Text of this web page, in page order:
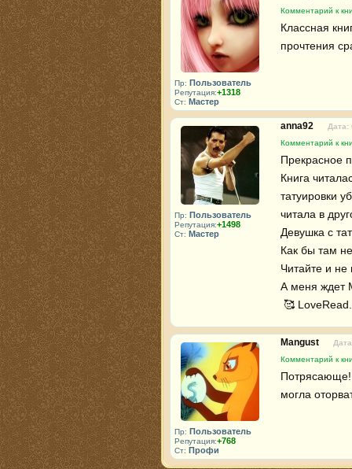
Пр: Пользователь
Репутация:+1318
Ст: Мастер
Комментарий к
Классная
прочтения
Пр: Пользователь
Репутация:+1498
Ст: Мастер
anna92
Дата:
Комментарий к
Прекрасное
Книга
татуировки
читала в
Девушка с
Как бы там
Читайте и
А меня ждет
🥰
Пр: Пользователь
Репутация:+768
Ст: Профи
Mangust
Комментарий к
Потрясающе!
могла